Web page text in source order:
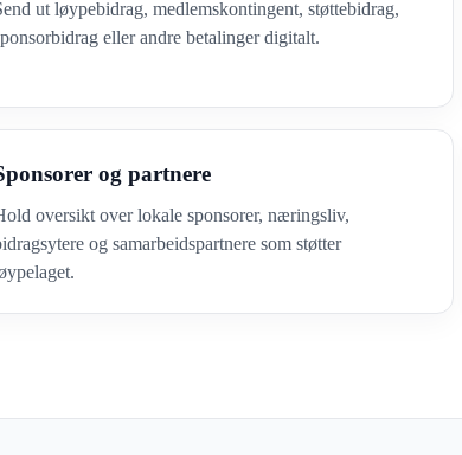
ut løypebidrag, medlemskontingent, støttebidrag,
eller andre betalinger digitalt.
og partnere
oversikt over lokale sponsorer, næringsliv,
og samarbeidspartnere som støtter